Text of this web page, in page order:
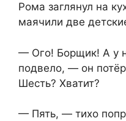
Рома заглянул на
маячили две
— Ого! Борщик! А у
подвело, — он
Шесть? Хватит?
— Пять, — тихо